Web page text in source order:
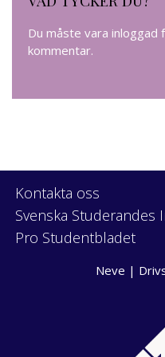
Du måste vara inloggad
kommentar.
Kontakta oss
Svenska Studerandes
Pro Studentbladet
Neve |